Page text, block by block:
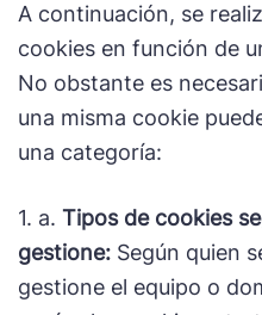
A continuación, se
cookies en función de
No obstante es
una misma cookie
una categoría:
1. a. Tipos de cookies
gestione: Según quien
gestione el equipo o